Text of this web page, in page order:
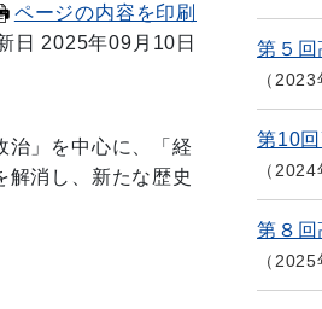
ページの内容を印刷
日 2025年09月10日
」を中心に、「経
解消し、新たな歴史
第５回
2023
第10
2024
第８回
2025